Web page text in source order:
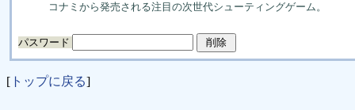
コナミから発売される注目の次世代シューティングゲーム。
パスワード
[ トップに戻る]